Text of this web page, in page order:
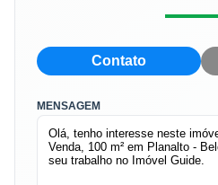
Contato
MENSAGEM